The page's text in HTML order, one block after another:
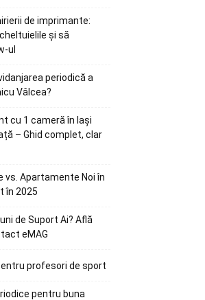
de imprimante:
și să
ul
periodică a
Vâlcea?
cu 1 cameră în Iași
– Ghid complet, clar
vs. Apartamente Noi în
în 2025
de Suport Ai? Află
eMAG
profesori de sport
pentru buna